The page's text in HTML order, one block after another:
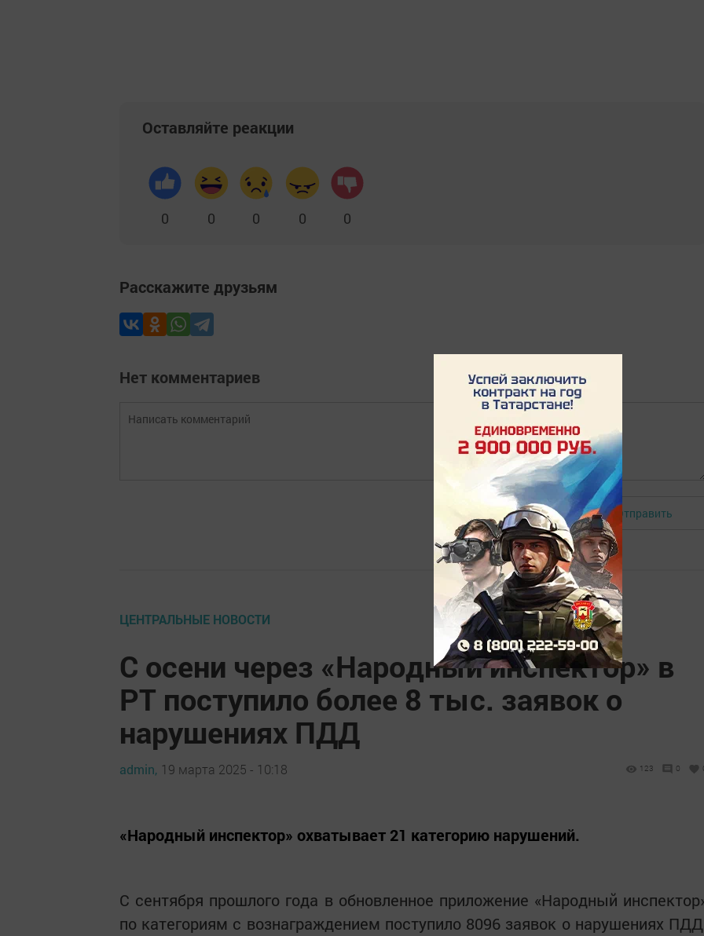
Оставляйте реакции
0 0 0 0 0
Расскажите друзьям
Нет комментариев
Авторизоваться Отправить
ЦЕНТРАЛЬНЫЕ НОВОСТИ
С осени через «Народный инспектор» в
РТ поступило более 8 тыс. заявок о
нарушениях ПДД
admin, 19 марта 2025 - 10:18 123 0
«Народный инспектор» охватывает 21 категорию нарушений.
С сентября прошлого года в обновленное приложение «Народный
по категориям с вознаграждением поступило 8096 заявок о нарушениях